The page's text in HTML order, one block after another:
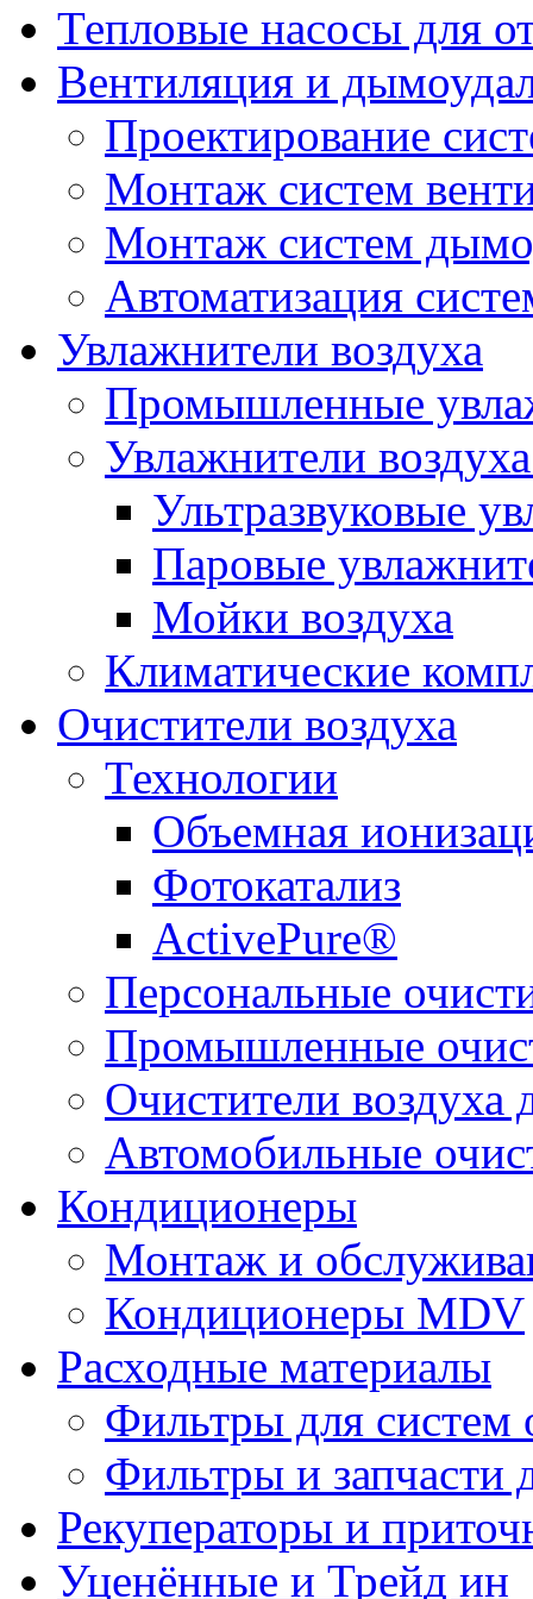
Тепловые насосы для
Вентиляция и
Проектирование
Монтаж систем
Монтаж систем
Автоматизация
Увлажнители воздуха
Промышленные
Увлажнители
Ультразвуковые
Паровые
Мойки воздуха
Климатические
Очистители воздуха
Технологии
Объемная
Фотокатализ
ActivePure®
Персональные
Промышленные
Очистители воздуха
Автомобильные
Кондиционеры
Монтаж и
Кондиционеры MDV
Расходные материалы
Фильтры для систем
Фильтры и запчасти
Рекуператоры и
Уценённые и Трейд ин